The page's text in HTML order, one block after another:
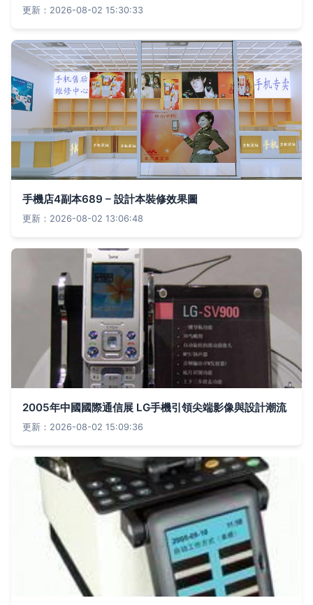
更新：2026-08-02 15:30:33
手機店4副本689 – 設計本裝修效果圖
更新：2026-08-02 13:06:48
2005年中國國際通信展 LG手機引領尖端影像與設計潮流
更新：2026-08-02 15:09:36